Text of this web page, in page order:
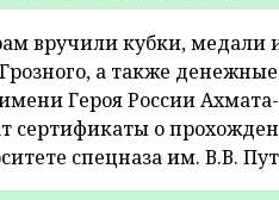
вручили кубки, медали
а также
Героя России
сертификаты о
спецназа им. В.В.